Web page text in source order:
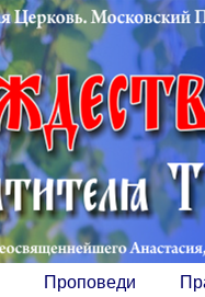
Проповеди